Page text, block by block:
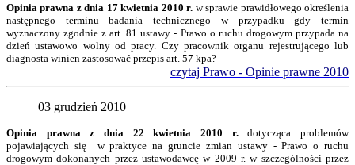
Opinia prawna z dnia 17 kwietnia 2010 r. w sprawie prawidłowego określenia
następnego terminu badania technicznego w przypadku gdy termin
wyznaczony zgodnie z art. 81 ustawy - Prawo o ruchu drogowym przypada na
dzień ustawowo wolny od pracy. Czy pracownik organu rejestrującego lub
diagnosta winien zastosować przepis art. 57 kpa?
czytaj Prawo - Opinie prawne 2010
03 grudzień 2010
Opinia prawna z dnia 22 kwietnia 2010 r.dotycząca problemów
pojawiających się w praktyce na gruncie zmian ustawy - Prawo o ruchu
drogowym dokonanych przez ustawodawcę w 2009 r. w szczególności przez